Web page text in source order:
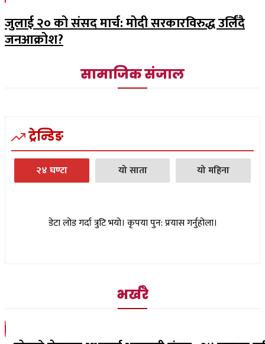
जुलाई २० को संसद मार्च: मोदी सरकारविरुद्ध उर्लिंदै
जनआक्रोश?
सामाजिक संजाल
ट्रेन्डिङ
२४ घण्टा यो साता यो महिना
डेटा लोड गर्दा त्रुटि भयो। कृपया पुन: प्रयास गर्नुहोला।
भर्खरै